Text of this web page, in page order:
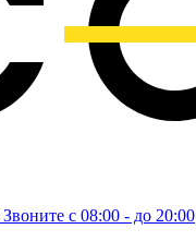
Звоните с 08:00 - до 20:00